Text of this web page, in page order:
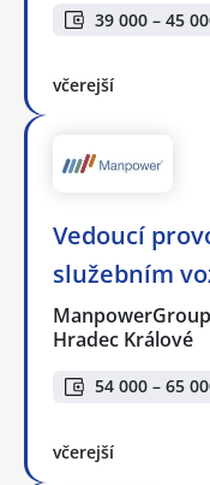
39 000 – 45
včerejší
Vedoucí
služebním
Hradec Králové
54 000 – 65
včerejší